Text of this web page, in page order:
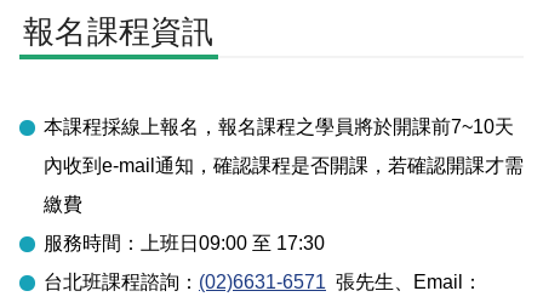
報名課程資訊
本課程採線上報名，報名課程之學員將於開課前7~10天
內收到e-mail通知，確認課程是否開課，若確認開課才需
繳費
服務時間：上班日09:00 至 17:30
台北班課程諮詢： (02)6631-6571 張先生 、Email：